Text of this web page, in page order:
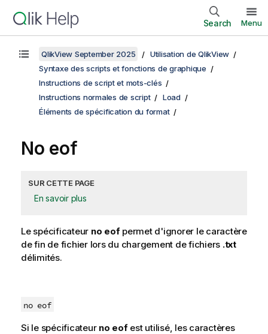
Search Menu
QlikView September 2025
Utilisation de QlikView
Syntaxe des scripts et fonctions de graphique
Instructions de script et mots-clés
Instructions normales de script
Load
Éléments de spécification du format
No eof
SUR CETTE PAGE
En savoir plus
Le spécificateur no eofpermet d'ignorer le caractère
de fin de fichier lors du chargement de fichiers .txt
délimités.
no eof
Si le spécificateur no eofest utilisé, les caractères